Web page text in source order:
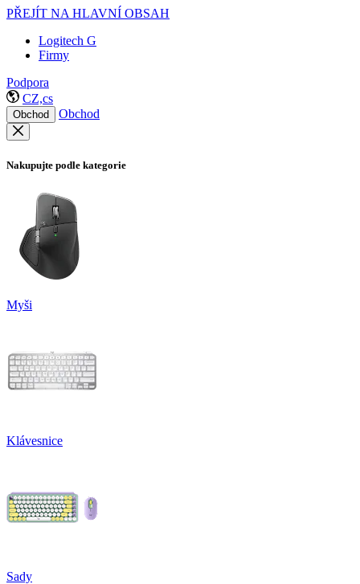
PŘEJÍT NA HLAVNÍ OBSAH
Logitech G
Firmy
Podpora
CZ,cs
Obchod Obchod
Nakupujte podle kategorie
Myši
Klávesnice
Sady